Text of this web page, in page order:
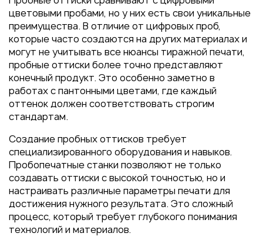
цветовыми пробами, но у них есть свои уникальные
преимущества. В отличие от цифровых проб,
которые часто создаются на других материалах и
могут не учитывать все нюансы тиражной печати,
пробные оттиски более точно представляют
конечный продукт. Это особенно заметно в
работах с пантонными цветами, где каждый
оттенок должен соответствовать строгим
стандартам.
Создание пробных оттисков требует
специализированного оборудования и навыков.
Пробопечатные станки позволяют не только
создавать оттиски с высокой точностью, но и
настраивать различные параметры печати для
достижения нужного результата. Это сложный
процесс, который требует глубокого понимания
технологий и материалов.